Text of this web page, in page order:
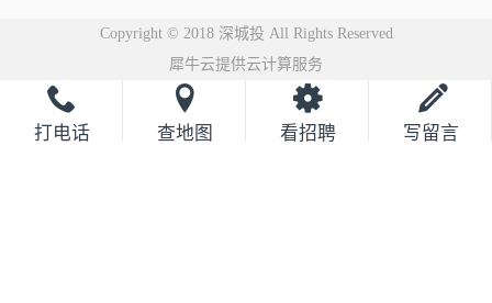
Copyright © 2018 深城投 All Rights Reserved
犀牛云提供云计算服务
打电话 查地图 看招聘 写留言